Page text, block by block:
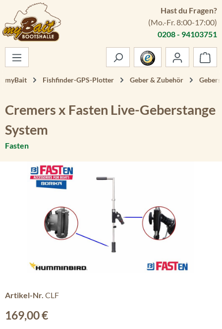
Zum Hauptinhalt springen
Hast du Fragen?
(Mo.-Fr. 8:00-17:00)
0208 - 94103751
myBait Fishfinder-GPS-Plotter Geber & Zubehör
Cremers x Fasten Live-Geberstange
System
Fasten
Bildergalerie überspringen
Artikel-Nr. CLF
Regulärer Preis:
169,00 €